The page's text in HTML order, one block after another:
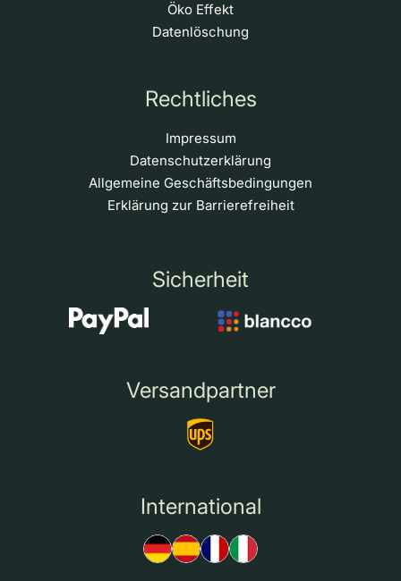
Öko Effekt
Datenlöschung
Rechtliches
Impressum
Datenschutzerklärung
Allgemeine Geschäftsbedingungen
Erklärung zur Barrierefreiheit
Sicherheit
Versandpartner
International